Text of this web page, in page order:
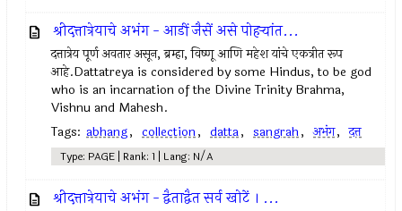
श्रीदत्तात्रेयाचे अभंग - आडीं जैसें असे पोहर्‍यांत...
दत्तात्रेय पूर्ण अवतार असून, ब्रम्हा, विष्णू आणि महेश यांचे एकत्रीत रूप
आहे.Dattatreya is considered by some Hindus, to be god
who is an incarnation of the Divine Trinity Brahma,
Vishnu and Mahesh.
Tags: abhang, collection, datta, sangrah, अभंग, दत्त
Type: PAGE | Rank: 1 | Lang: N/A
श्रीदत्तात्रेयाचे अभंग - द्वैताद्वैत सर्व खोटें । ...